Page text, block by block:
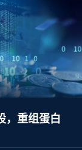
，重组蛋白